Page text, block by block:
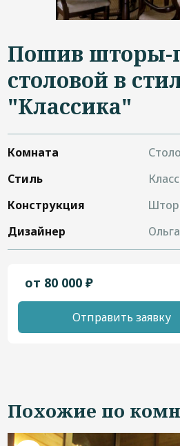
+7 (4822) 453-
Пошив шторы-
столовой в
"Классика"
Комната
Стиль
Конструкция
Дизайнер
от 80 000 ₽
Отправить заявку
Похожие по